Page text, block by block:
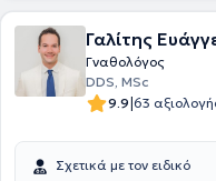
διακρίσεις και συμμετοχή
και μετεκπαιδευτικών
Γαλίτης
Γναθολόγος
DDS, MSc
9.9|63
Σχετικά με τον ειδικό